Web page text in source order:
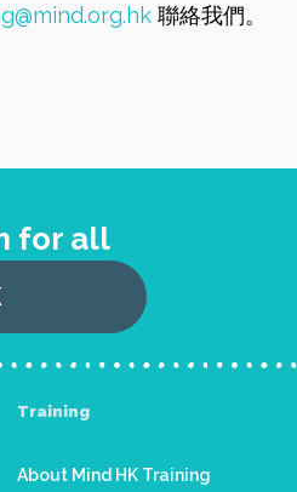
聯絡我們。
for all
Training
About Mind HK Training